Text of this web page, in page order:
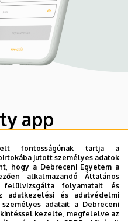
app
ajánljuk a Debreceni
hallgatói számára
célunk, hogy
mindennapokban, a
elérhető
fontosságúnak tartja a
jutott személyes adatok
hogy a Debreceni Egyetem a
alkalmazandó Általános
folyamatait és
adatkezelési és adatvédelmi
adatait a Debreceni
kezelte, megfelelve az